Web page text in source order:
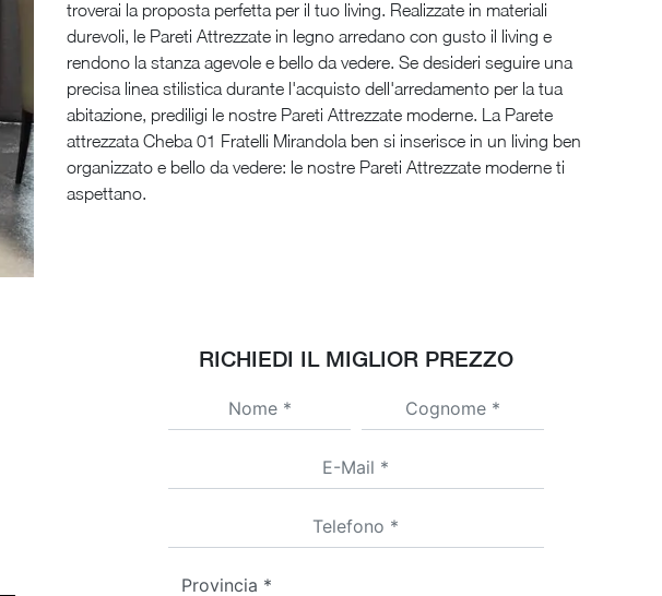
troverai la proposta perfetta per il tuo living. Realizzate in materiali
durevoli, le Pareti Attrezzate in legno arredano con gusto il living e
rendono la stanza agevole e bello da vedere. Se desideri seguire una
precisa linea stilistica durante l'acquisto dell'arredamento per la tua
abitazione, prediligi le nostre Pareti Attrezzate moderne. La Parete
attrezzata Cheba 01 Fratelli Mirandola ben si inserisce in un living ben
organizzato e bello da vedere: le nostre Pareti Attrezzate moderne ti
aspettano.
RICHIEDI IL MIGLIOR PREZZO